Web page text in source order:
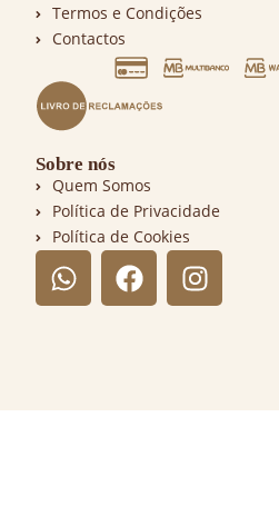
Termos e Condições
Contactos
Sobre nós
Quem Somos
Política de Privacidade
Política de Cookies